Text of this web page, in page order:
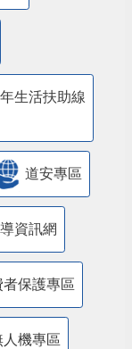
生活扶助線
道安專區
資訊網
者保護專區
人機專區